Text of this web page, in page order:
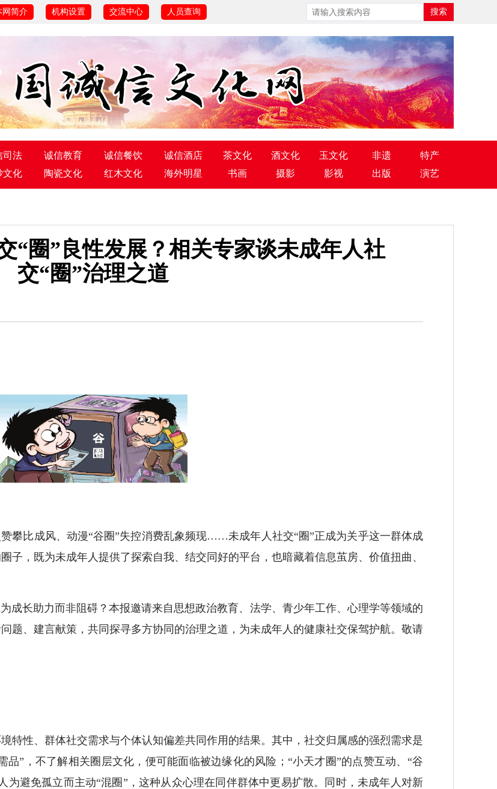
网简介 机构设置 交流中心 人员查询
司法 诚信教育 诚信餐饮 诚信酒店 茶文化 酒文化 玉文化 非遗
特产
文化 陶瓷文化 红木文化 海外明星 书画 摄影 影视 出版 演艺
“圈”良性发展？相关专家谈未成年人社
交“圈”治理之道
比成风、动漫“谷圈”失控消费乱象频现……未成年人社交“圈”正成为关乎这一群体成
子，既为未成年人提供了探索自我、结交同好的平台，也暗藏着信息茧房、价值扭曲、
长助力而非阻碍？本报邀请来自思想政治教育、法学、青少年工作、心理学等领域的
题、建言献策，共同探寻多方协同的治理之道，为未成年人的健康社交保驾护航。敬请
性、群体社交需求与个体认知偏差共同作用的结果。其中，社交归属感的强烈需求是
品”，不了解相关圈层文化，便可能面临被边缘化的风险；“小天才圈”的点赞互动、“谷
为避免孤立而主动“混圈”，这种从众心理在同伴群体中更易扩散。同时，未成年人对新